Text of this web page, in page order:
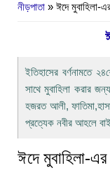
নীড়পাতা » ঈদে মুবাহিলা-
ইতিহাসের বর্ণনামতে
সাথে মুবাহিলা করার
হজরত আলী,
প্রত্যেক নবীর আহলে
ঈদে মুবাহিলা-